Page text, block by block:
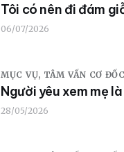
Tôi có nên đi đám
06/07/2026
MỤC VỤ, TÂM VẤN CƠ ĐỐC
Người yêu xem mẹ
28/05/2026